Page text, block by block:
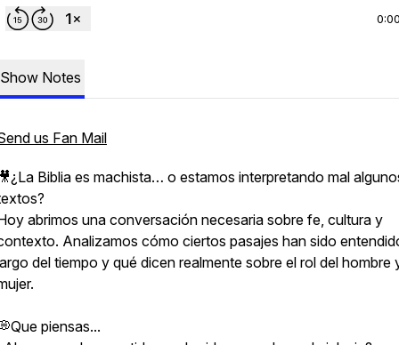
Show Notes
us Fan Mail
Biblia es machista… o estamos interpretando mal
abrimos una conversación necesaria sobre fe, cultura y
Analizamos cómo ciertos pasajes han sido
del tiempo y qué dicen realmente sobre el rol del hombre
piensas...